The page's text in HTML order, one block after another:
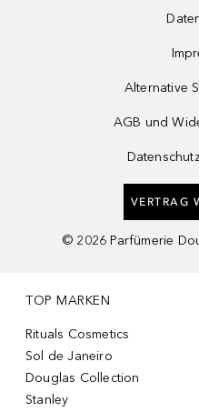
Alternative
AGB und
VERTRAG
© 2026 Parfümerie
TOP MARKEN
Rituals Cosmetics
Sol de Janeiro
Douglas Collection
Stanley